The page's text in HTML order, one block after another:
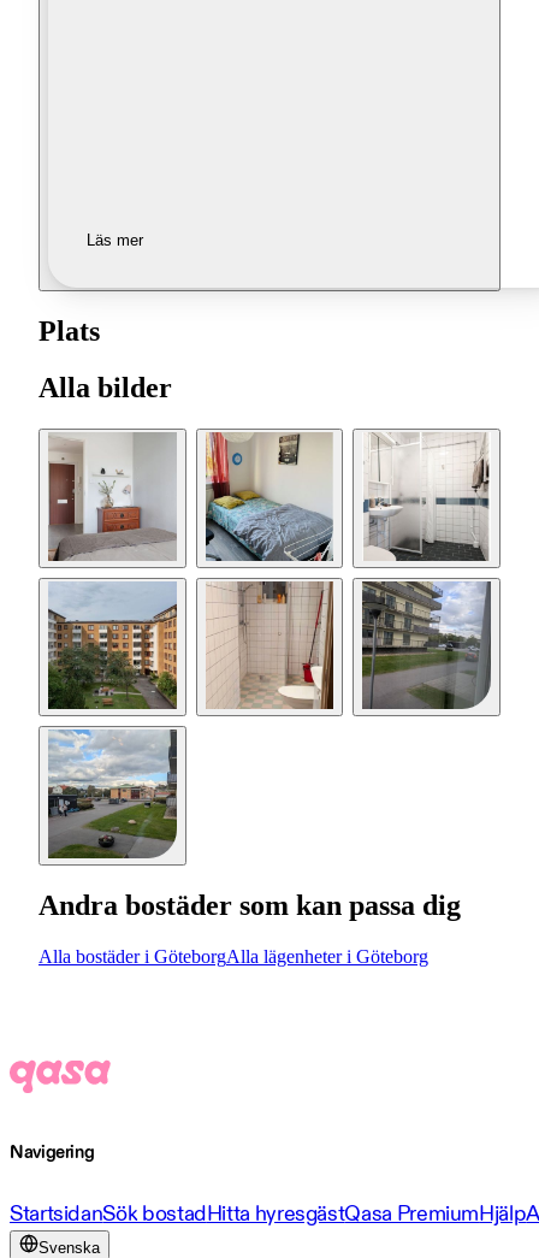
Läs mer
Plats
Alla bilder
Andra bostäder som kan passa dig
Alla bostäder i GöteborgAlla lägenheter i Göteborg
Navigering
StartsidanSök bostadHitta hyresgästQasa PremiumHjälp
Svenska